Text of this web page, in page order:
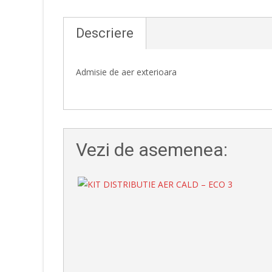
Descriere
Admisie de aer exterioara
Vezi de asemenea: